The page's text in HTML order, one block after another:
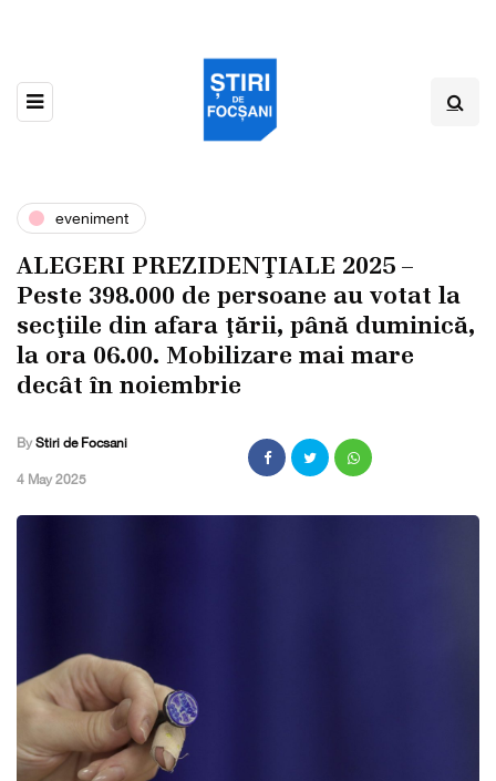
eveniment
ALEGERI PREZIDENŢIALE 2025 –
Peste 398.000 de persoane au votat la
secţiile din afara ţării, până duminică,
la ora 06.00. Mobilizare mai mare
decât în noiembrie
By Stiri de Focsani
,4 May 2025